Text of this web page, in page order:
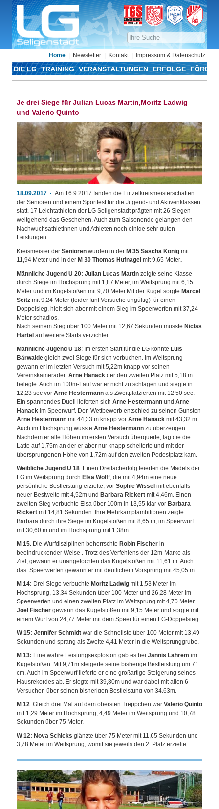
Home Newsletter Kontakt Impressum & Datenschutz
DIE LG TRAINING VERANSTALTUNGEN ERFOLGE
Je drei Siege für Julian Lucas Martin,Moritz Ladwig
und Valerio Quinto
18.09.2017
Am 16.9.2017 fanden die Einzelkreismeisterschaften
der Senioren und einem Sportfest für die Jugend- und Aktivenklassen
statt. 17 Leichtathleten der LG Seligenstadt prägten mit 26 Siegen
weitgehend das Geschehen. Auch zum Saisonende gelangen den
Nachwuchsathletinnen und Athleten noch einige sehr guten
Leistungen.
Kreismeister der Senioren wurden in der M 35 Sascha König mit
11,94 Meter und in der M 30 Thomas Hufnagel mit 9,65 Meter.
Männliche Jugend U 20: Julian Lucas Martin zeigte seine Klasse
durch Siege im Hochsprung mit 1,87 Meter, im Weitsprung mit 6,15
Meter und im Kugelstoßen mit 9,70 Meter.Mit der Kugel sorgte Marcel
Seitz mit 9,24 Meter (leider fünf Versuche ungültig) für einen
Doppelsieg, hielt sich aber mit einem Sieg im Speerwerfen mit 37,24
Meter schadlos.
Nach seinem Sieg über 100 Meter mit 12,67 Sekunden musste Niclas
Hartel auf weitere Starts verzichten.
Männliche Jugend U 18: Im ersten Start für die LG konnte Luis
Bärwalde gleich zwei Siege für sich verbuchen. Im Weitsprung
gewann er im letzten Versuch mit 5,22m knapp vor seinen
Vereinskameraden Arne Hanack der den zweiten Platz mit 5,18 m
belegte. Auch im 100m-Lauf war er nicht zu schlagen und siegte in
12,23 sec vor Arne Hestermann als Zweitplatzierten mit 12,50 sec.
Ein spannendes Duell lieferten sich Arne Hestermann und Arne
Hanack im Speerwurf. Den Wettbewerb entschied zu seinen Gunsten
Arne Hestermann mit 44,33 m knapp vor Arne Hanack mit 43,32 m.
Auch im Hochsprung wusste Arne Hestermann zu überzeugen.
Nachdem er alle Höhen im ersten Versuch überquerte, lag die die
Latte auf 1,75m an der er aber nur knapp scheiterte und mit der
übersprungenen Höhe von 1,72m auf den zweiten Podestplatz kam.
Weibliche Jugend U 18: Einen Dreifacherfolg feierten die Mädels der
LG im Weitsprung durch Elsa Wolff, die mit 4,94m eine neue
persönliche Bestleistung erzielte, vor Sophie Wissel mit ebenfalls
neuer Bestweite mit 4,52m und Barbara Rickert mit 4,46m. Einen
zweiten Sieg verbuchte Elsa über 100m in 13,55 klar vor Barbara
Rickert mit 14,81 Sekunden. Ihre Mehrkampfambitionen zeigte
Barbara durch ihre Siege im Kugelstoßen mit 8,65 m, im Speerwurf
mit 30,60 m und im Hochsprung mit 1,38m
M 15. Die Wurfdisziplinen beherrschte Robin Fischer in
beeindruckender Weise . Trotz des Verfehlens der 12m-Marke als
Ziel, gewann er unangefochten das Kugelstoßen mit 11,61 m. Auch
das Speerwerfen gewann er mit deutlichem Vorsprung mit 45,05 m.
M 14: Drei Siege verbuchte Moritz Ladwig mit 1,53 Meter im
Hochsprung, 13,34 Sekunden über 100 Meter und 26,28 Meter im
Speerwerfen und einen zweiten Platz im Weitsprung mit 4,70 Meter.
Joel Fischer gewann das Kugelstoßen mit 9,15 Meter und sorgte mit
einem Wurf von 24,77 Meter mit dem Speer für einen LG-Doppelsieg.
W 15: Jennifer Schmidt war die Schnellste über 100 Meter mit 13,49
Sekunden und sprang als Zweite 4,41 Meter in die Weitsprunggrube.
M 13: Eine wahre Leistungsexplosion gab es bei Jannis Lahrem im
Kugelstoßen. Mit 9,71m steigerte seine bisherige Bestleistung um 71
cm. Auch im Speerwurf lieferte er eine großartige Steigerung seines
Hausrekordes ab. Er siegte mit 39,80m und war dabei mit allen 6
Versuchen über seinen bisherigen Bestleistung von 34,63m.
M 12: Gleich drei Mal auf dem obersten Treppchen war Valerio Quinto
mit 1,29 Meter im Hochsprung, 4,49 Meter im Weitsprung und 10,78
Sekunden über 75 Meter.
W 12: Nova Schicks glänzte über 75 Meter mit 11,65 Sekunden und
3,78 Meter im Weitsprung, womit sie jeweils den 2. Platz erzielte.